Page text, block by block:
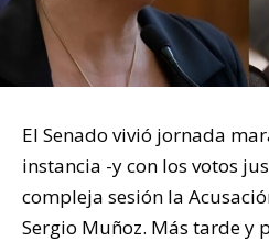
El Senado vivió jornada
instancia -y con los votos
compleja sesión la
Sergio Muñoz. Más tarde y